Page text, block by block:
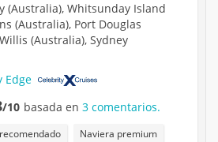
(Australia), Whitsunday Island
(Australia), Port Douglas
(Australia), Sydney
Edge
/10 basada en3 comentarios.
Naviera premium